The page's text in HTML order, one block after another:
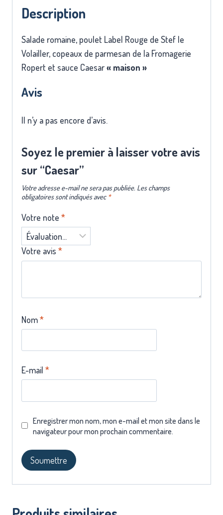
Description
Salade romaine, poulet Label Rouge de Stef le
Volailler, copeaux de parmesan de la Fromagerie
Ropert et sauce Caesar« maison »
Avis
Il n’y a pas encore d’avis.
Soyez le premier à laisser votre avis
sur “Caesar”
Votre adresse e-mail ne sera pas publiée. Les champs
obligatoires sont indiqués avec *
Votre note *
Votre avis *
Nom*
E-mail *
Enregistrer mon nom, mon e-mail et mon site dans le
navigateur pour mon prochain commentaire.